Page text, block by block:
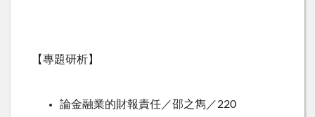
【專題研析】
論金融業的財報責任／邵之雋／220